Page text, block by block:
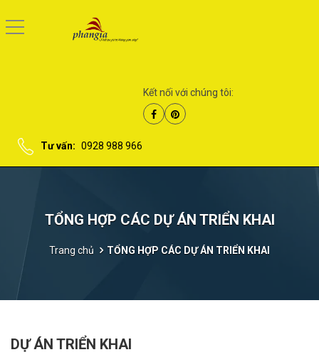
Kết nối với chúng tôi:
Tư vấn: 0928 988 966
TỔNG HỢP CÁC DỰ ÁN TRIỂN KHAI
Trang chủ TỔNG HỢP CÁC DỰ ÁN TRIỂN KHAI
DỰ ÁN TRIỂN KHAI